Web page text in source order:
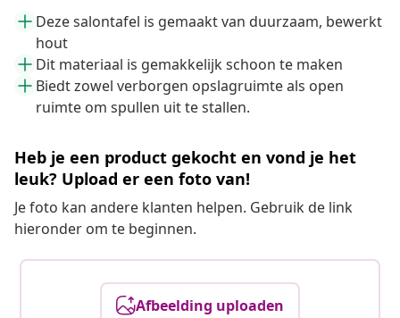
Deze salontafel is gemaakt van duurzaam, bewerkt
hout
Dit materiaal is gemakkelijk schoon te maken
Biedt zowel verborgen opslagruimte als open
ruimte om spullen uit te stallen.
Heb je een product gekocht en vond je het
leuk? Upload er een foto van!
Je foto kan andere klanten helpen. Gebruik de link
hieronder om te beginnen.
Afbeelding uploaden